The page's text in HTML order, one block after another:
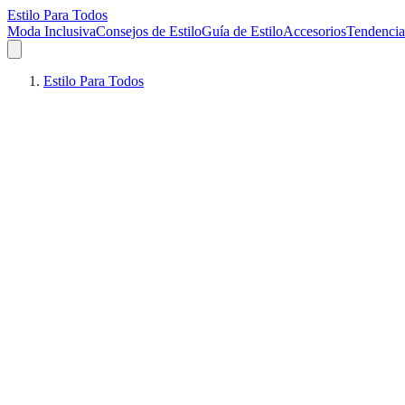
Estilo Para Todos
Moda InclusivaConsejos de EstiloGuía de EstiloAccesorios
Estilo Para Todos